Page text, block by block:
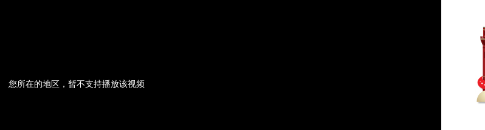
您所在的地区，暂不支持播放该视频